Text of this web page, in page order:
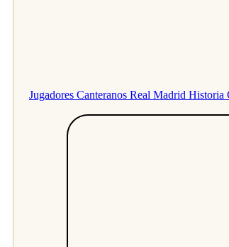
Jugadores Canteranos Real Madrid Historia